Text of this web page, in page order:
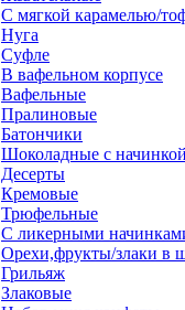
С мягкой карамелью/
Нуга
Суфле
В вафельном корпусе
Вафельные
Пралиновые
Батончики
Шоколадные с
Десерты
Кремовые
Трюфельные
С ликерными
Орехи,фрукты/злаки в
Грильяж
Злаковые